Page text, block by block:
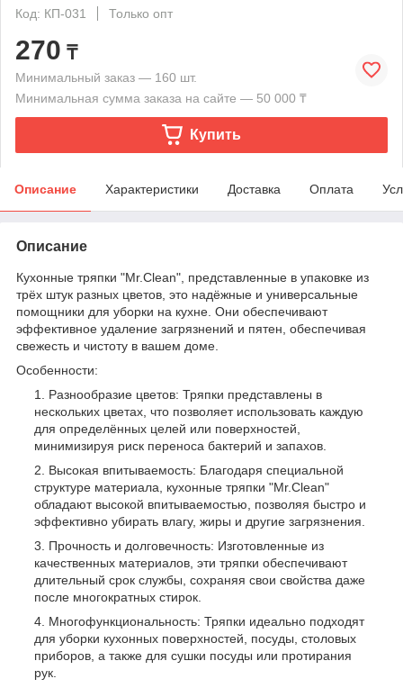
Код: КП-031
Только опт
270 ₸
Минимальный заказ — 160 шт.
Минимальная сумма заказа на сайте — 50 000 ₸
Купить
Описание Характеристики Доставка Оплата
Описание
Кухонные тряпки "Mr.Clean", представленные в упаковке из
трёх штук разных цветов, это надёжные и универсальные
помощники для уборки на кухне. Они обеспечивают
эффективное удаление загрязнений и пятен, обеспечивая
свежесть и чистоту в вашем доме.
Особенности:
Разнообразие цветов: Тряпки представлены в
нескольких цветах, что позволяет использовать каждую
для определённых целей или поверхностей,
минимизируя риск переноса бактерий и запахов.
Высокая впитываемость: Благодаря специальной
структуре материала, кухонные тряпки "Mr.Clean"
обладают высокой впитываемостью, позволяя быстро и
эффективно убирать влагу, жиры и другие загрязнения.
Прочность и долговечность: Изготовленные из
качественных материалов, эти тряпки обеспечивают
длительный срок службы, сохраняя свои свойства даже
после многократных стирок.
Многофункциональность: Тряпки идеально подходят
для уборки кухонных поверхностей, посуды, столовых
приборов, а также для сушки посуды или протирания
рук.